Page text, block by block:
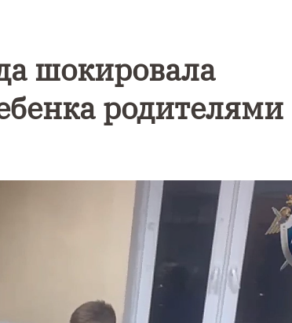
шокировала
родителями
Уникальное